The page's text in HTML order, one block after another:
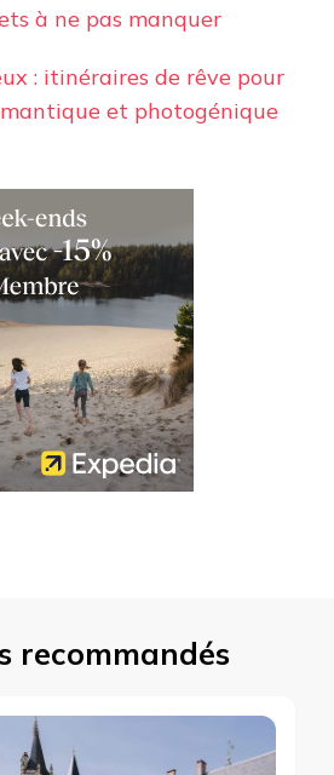
à ne pas manquer
: itinéraires de rêve pour
et photogénique
recommandés